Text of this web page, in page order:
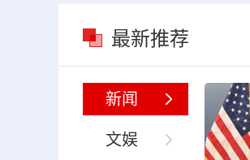
最新推荐
新闻
文娱